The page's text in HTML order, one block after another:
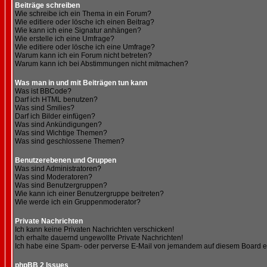
Beiträge schreiben
Wie schreibe ich ein Thema in ein Forum?
Wie editiere oder lösche ich einen Beitrag?
Wie kann ich eine Signatur anhängen?
Wie erstelle ich eine Umfrage?
Wie editiere oder lösche ich eine Umfrage?
Warum kann ich ein Forum nicht betreten?
Warum kann ich bei Abstimmungen nicht mitmachen?
Was man in und mit Beiträgen tun kann
Was ist BBCode?
Darf ich HTML benutzen?
Was sind Smilies?
Darf ich Bilder einfügen?
Was sind Ankündigungen?
Was sind Wichtige Themen?
Was sind geschlossene Themen?
Benutzerebenen und Gruppen
Was sind Administratoren?
Was sind Moderatoren?
Was sind Benutzergruppen?
Wie kann ich einer Benutzergruppe beitreten?
Wie werde ich ein Gruppenmoderator?
Private Nachrichten
Ich kann keine Privaten Nachrichten verschicken!
Ich erhalte dauernd ungewollte Private Nachrichten!
Ich habe eine Spam- oder perverse E-Mail von jemandem auf diesem Board
phpBB 2 Issues